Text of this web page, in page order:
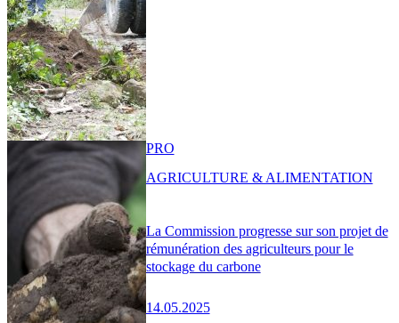
La Commission progresse sur son projet de
rémunération des agriculteurs pour le
stockage du carbone
14.05.2025
PRO
AGRICULTURE & ALIMENTATION